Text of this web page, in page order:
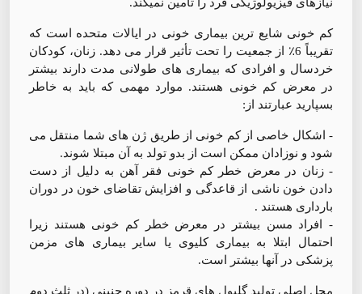
کم خونی شایع ترین بیماری خونی در ایالات متحده است که
تقریباً 6٪ از جمعیت را تحت تأثیر قرار می دهد. زنان، کودکان
خردسال و افرادی که بیماری های طولانی مدت دارند بیشتر
در معرض کم خونی هستند. موارد مهمی که باید به خاطر
بسپارید عبارتند از:
- اشکال خاصی از کم خونی از طریق ژن های شما منتقل می
شود و نوزادان ممکن است از بدو تولد به آن مبتلا شوند.
- زنان در معرض خطر کم خونی فقر آهن به دلیل از دست
دادن خون ناشی از قاعدگی و افزایش تقاضای خون در دوران
بارداری هستند .
- افراد مسن بیشتر در معرض خطر کم خونی هستند زیرا
احتمال ابتلا به بیماری کلیوی یا سایر بیماری های مزمن
پزشکی در آنها بیشتر است.
محل اصلی توليد گلبول های قرمز در دوره جنينی (در ثلث دوم